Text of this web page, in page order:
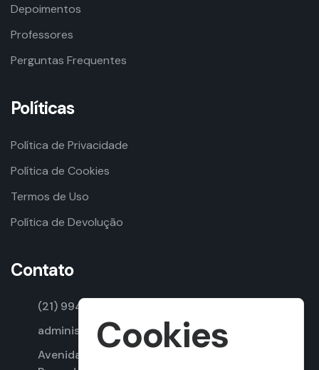
Cookies
Depoimentos
Professores
Perguntas Frequentes
Políticas
Política de Privacidade
Política de Cookies
Termos de Uso
Política de Devolução
Contato
(21) 99437-7851
administracao@seitoncursos.com.br
Avenida Armando Lombardi, 205 – sala 204 –